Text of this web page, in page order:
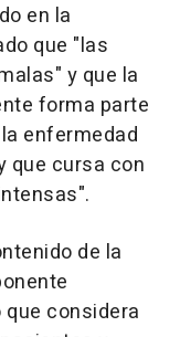
en la
que "las
y que la
forma parte
enfermedad
que cursa con
de la
considera